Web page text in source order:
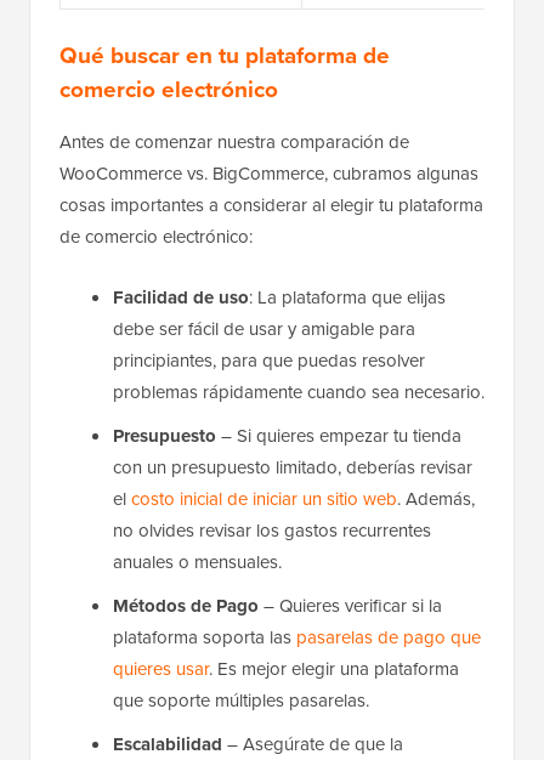
Qué buscar en tu plataforma de
comercio electrónico
Antes de comenzar nuestra comparación de
WooCommerce vs. BigCommerce, cubramos algunas
cosas importantes a considerar al elegir tu plataforma
de comercio electrónico:
Facilidad de uso: La plataforma que elijas
debe ser fácil de usar y amigable para
principiantes, para que puedas resolver
problemas rápidamente cuando sea necesario.
Presupuesto – Si quieres empezar tu tienda
con un presupuesto limitado, deberías revisar
elcosto inicial de iniciar un sitio web. Además,
no olvides revisar los gastos recurrentes
anuales o mensuales.
Métodos de Pago – Quieres verificar si la
plataforma soporta las pasarelas de pago que
quieres usar. Es mejor elegir una plataforma
que soporte múltiples pasarelas.
Escalabilidad – Asegúrate de que la